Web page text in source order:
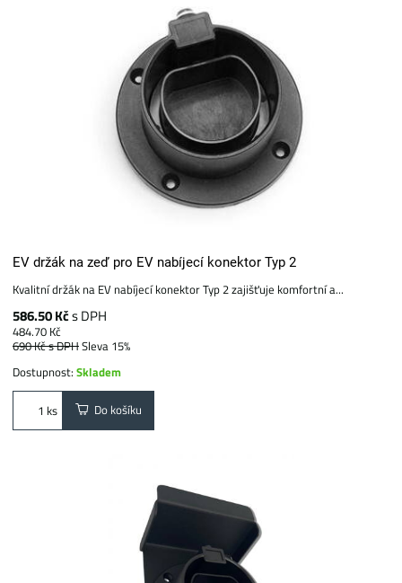
EV držák na zeď pro EV nabíjecí konektor Typ 2
Kvalitní držák na EV nabíjecí konektor Typ 2 zajišťuje komfortní a...
586.50 Kčs DPH
484.70 Kč
690 Kčs DPHSleva 15%
Dostupnost:Skladem
ks Do košíku